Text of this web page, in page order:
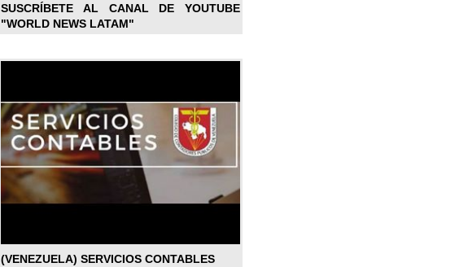
SUSCRÍBETE AL CANAL DE YOUTUBE
"WORLD NEWS LATAM"
(VENEZUELA) SERVICIOS CONTABLES